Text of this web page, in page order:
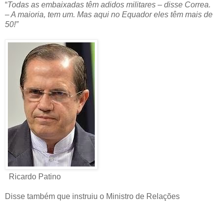
“Todas as embaixadas têm adidos militares – disse Correa.
– A maioria, tem um. Mas aqui no Equador eles têm mais de
50!”
Ricardo Patino
Disse também que instruiu o Ministro de Relações